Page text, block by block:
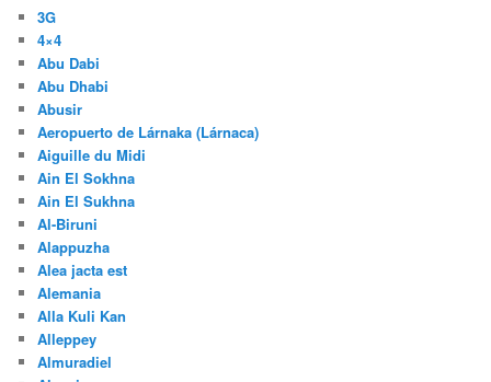
3G
4×4
Abu Dabi
Abu Dhabi
Abusir
Aeropuerto de Lárnaka (Lárnaca)
Aiguille du Midi
Ain El Sokhna
Ain El Sukhna
Al-Biruni
Alappuzha
Alea jacta est
Alemania
Alla Kuli Kan
Alleppey
Almuradiel